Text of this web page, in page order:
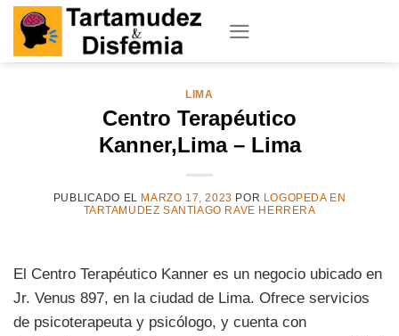
Skip
content
LIMA
Centro Terapéutico
Kanner,Lima – Lima
PUBLICADO EL MARZO 17, 2023 POR LOGOPEDA EN
TARTAMUDEZ SANTIAGO RAVE HERRERA
El Centro Terapéutico Kanner es un negocio ubicado en
Jr. Venus 897, en la ciudad de Lima. Ofrece servicios
de psicoterapeuta y psicólogo, y cuenta con